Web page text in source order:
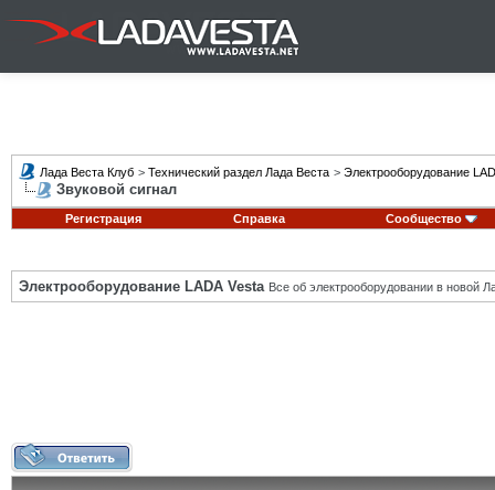
Лада Веста Клуб > Технический раздел Лада Веста > Электрооборудование
Звуковой сигнал
Регистрация Справка Сообщество
Электрооборудование LADA Vesta Все об электрооборудовании в новой